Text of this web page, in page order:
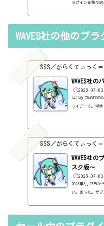
ラグインを色々
ンの中には、なぜ
もの...
WAVES社の他のプ
SSS／がらくてぃっく
WAVES社
🕒️2026-07-03
はじめにWAVES
ライデーで。単
買った。まった
ているものもあれ
に...
SSS／がらくてぃっく
WAVES社
スク版～
🕒️2026-07-03
2023年3月27日か
い。困った。サ